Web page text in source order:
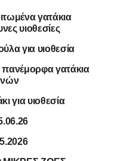
γατάκια
υιοθεσίες
για υιοθεσία
γατάκια
για υιοθεσία